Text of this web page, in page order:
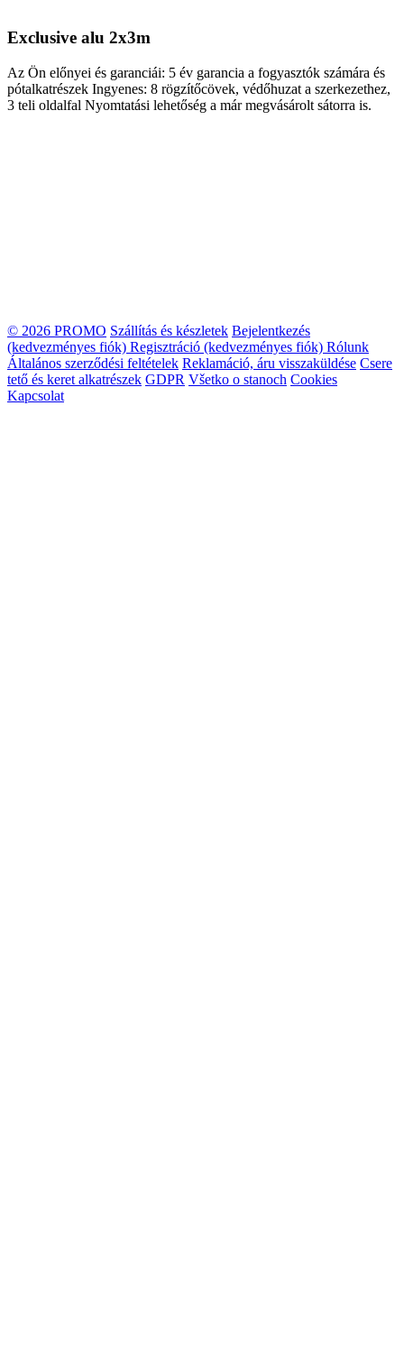
Exclusive alu 2x3m
Az Ön előnyei és garanciái: 5 év garancia a fogyasztók számára és
pótalkatrészek Ingyenes: 8 rögzítőcövek, védőhuzat a szerkezethez,
3 teli oldalfal Nyomtatási lehetőség a már megvásárolt sátorra is.
© 2026 PROMO Szállítás és készletek Bejelentkezés
(kedvezményes fiók) Regisztráció (kedvezményes fiók) Rólunk
Általános szerződési feltételek Reklamáció, áru visszaküldése Csere
tető és keret alkatrészek GDPR Všetko o stanoch Cookies
Kapcsolat